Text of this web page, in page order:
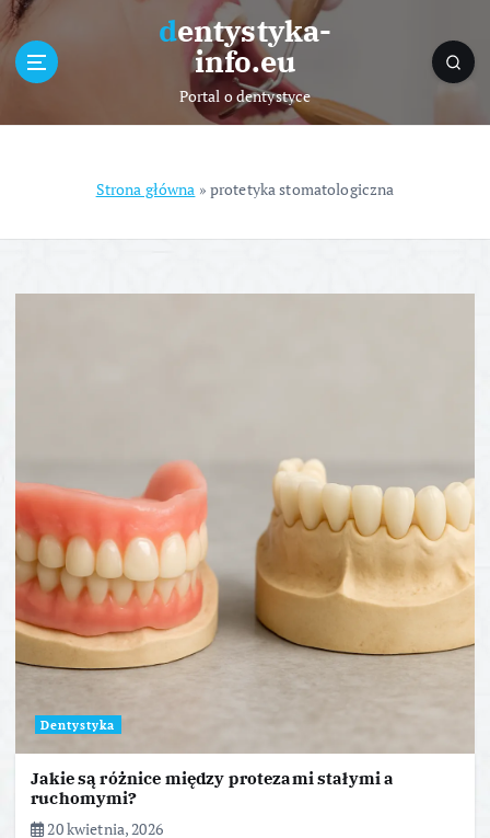
t
dentystyka-
info.eu
Portal o dentystyce
Strona główna » protetyka stomatologiczna
Dentystyka
Jakie są różnice między protezami stałymi a
ruchomymi?
20 kwietnia, 2026